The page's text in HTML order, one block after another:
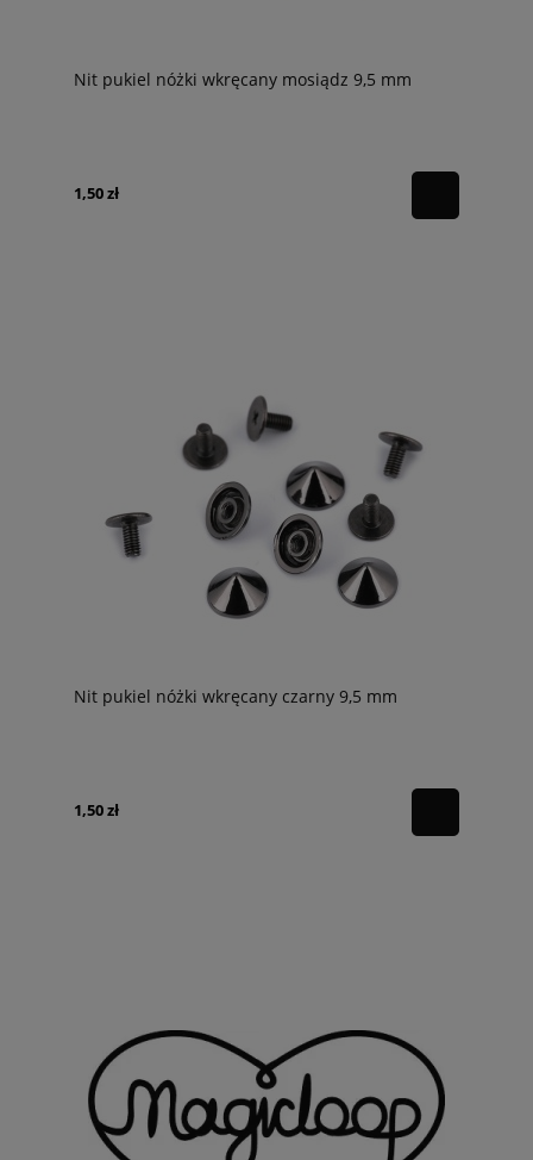
Nit pukiel nóżki wkręcany mosiądz 9,5 mm
1,50 zł
Nit pukiel nóżki wkręcany czarny 9,5 mm
1,50 zł